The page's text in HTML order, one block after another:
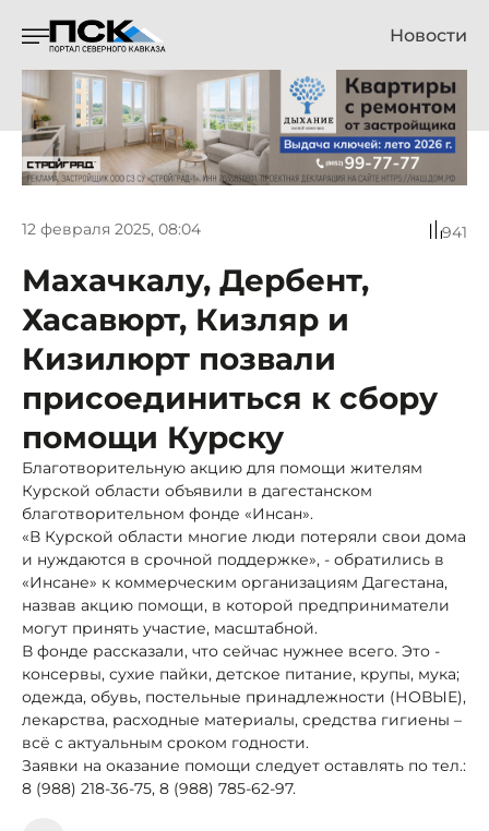
Новости
12 февраля 2025, 08:04 941
Махачкалу, Дербент,
Хасавюрт, Кизляр и
Кизилюрт позвали
присоединиться к сбору
помощи Курску
Благотворительную акцию для помощи жителям
Курской области объявили в дагестанском
благотворительном фонде «Инсан».
«В Курской области многие люди потеряли свои дома
и нуждаются в срочной поддержке», - обратились в
«Инсане» к коммерческим организациям Дагестана,
назвав акцию помощи, в которой предприниматели
могут принять участие, масштабной.
В фонде рассказали, что сейчас нужнее всего. Это -
консервы, сухие пайки, детское питание, крупы, мука;
одежда, обувь, постельные принадлежности (НОВЫЕ),
лекарства, расходные материалы, средства гигиены –
всё с актуальным сроком годности.
Заявки на оказание помощи следует оставлять по тел.:
8 (988) 218-36-75, 8 (988) 785-62-97.